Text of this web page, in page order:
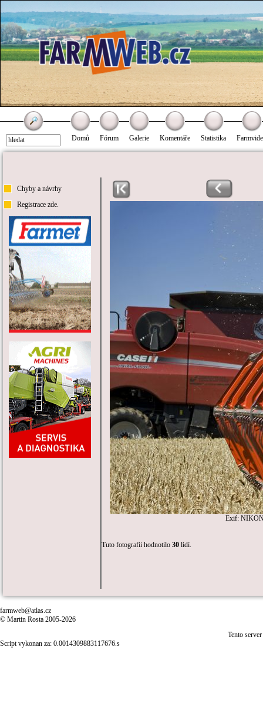
Domů Fórum Galerie Komentáře Statistika
Chyby a návrhy
Registrace zde.
Exif:
Tuto fotografii hodnotilo 30 lidí.
farmweb@atlas.cz
© Martin Rosta 2005-2026
Tento
Script vykonan za: 0.0014309883117676.s